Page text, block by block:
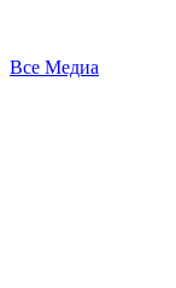
Все Медиа